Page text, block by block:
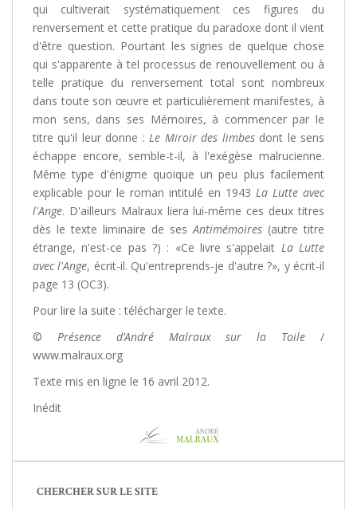
qui cultiverait systématiquement ces figures du
renversement et cette pratique du paradoxe dont il vient
d'être question. Pourtant les signes de quelque chose
qui s'apparente à tel processus de renouvellement ou à
telle pratique du renversement total sont nombreux
dans toute son œuvre et particulièrement manifestes, à
mon sens, dans ses Mémoires, à commencer par le
titre qu'il leur donne :Le Miroir des limbesdont le sens
échappe encore, semble-t-il, à l'exégèse malrucienne.
Même type d'énigme quoique un peu plus facilement
explicable pour le roman intitulé en 1943 La Lutte avec
l'Ange. D'ailleurs Malraux liera lui-même ces deux titres
dès le texte liminaire de sesAntimémoires (autre titre
étrange, n'est-ce pas ?) : «Ce livre s'appelait La Lutte
avec l'Ange, écrit-il. Qu'entreprends-je d'autre ?», y écrit-il
page 13 (OC3).
Pour lire la suite : télécharger le texte.
© Présence d’André Malraux sur la Toile /
www.malraux.org
Texte mis en ligne le 16 avril 2012.
Inédit
CHERCHER SUR LE SITE